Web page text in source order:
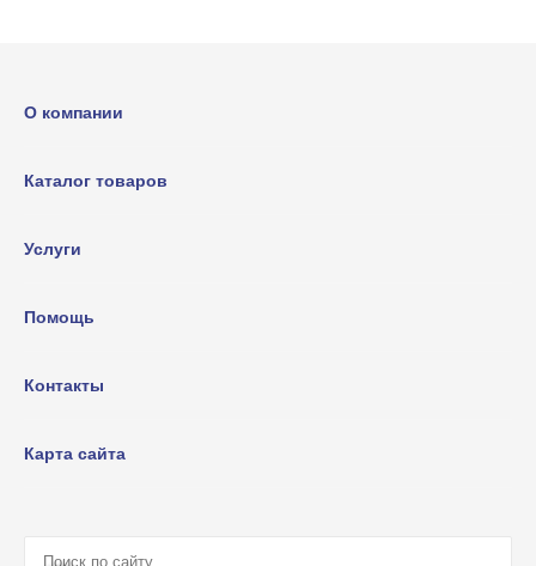
О компании
Каталог товаров
Услуги
Помощь
Контакты
Карта сайта